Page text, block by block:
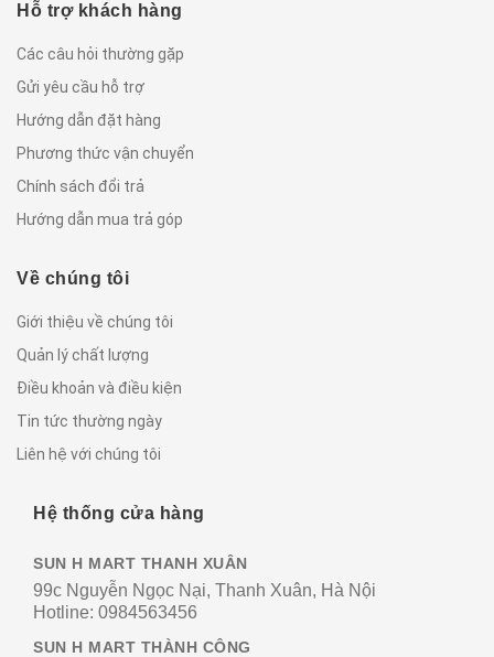
Hỗ trợ khách hàng
Các câu hỏi thường gặp
Gửi yêu cầu hỗ trợ
Hướng dẫn đặt hàng
Phương thức vận chuyển
Chính sách đổi trả
Hướng dẫn mua trả góp
Về chúng tôi
Giới thiệu về chúng tôi
Quản lý chất lượng
Điều khoản và điều kiện
Tin tức thường ngày
Liên hệ với chúng tôi
Hệ thống cửa hàng
SUN H MART THANH XUÂN
99c Nguyễn Ngọc Nại, Thanh Xuân, Hà Nội
Hotline: 0984563456
SUN H MART THÀNH CÔNG